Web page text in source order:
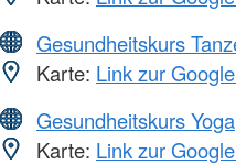
Gesundheitskurs
Karte: Link zur
Gesundheitskurs Yoga
Karte: Link zur